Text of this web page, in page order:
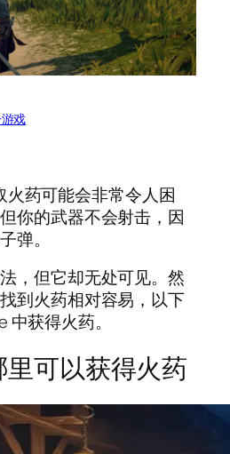
戏
火药可能会非常令人困
你的武器不会射击，因
弹。
，但它却无处可见。然
到火药相对容易，以下
获得火药。
可以获得火药